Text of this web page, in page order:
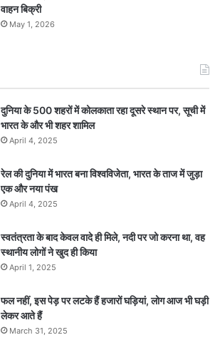
वाहन बिक्री
May 1, 2026
दुनिया के 500 शहरों में कोलकाता रहा दूसरे स्थान पर, सूची में
भारत के और भी शहर शामिल
April 4, 2025
रेल की दुनिया में भारत बना विश्वविजेता, भारत के ताज में जुड़ा
एक और नया पंख
April 4, 2025
स्वतंत्रता के बाद केवल वादे ही मिले, नदी पर जो करना था, वह
स्थानीय लोगों ने खुद ही किया
April 1, 2025
फल नहीं, इस पेड़ पर लटके हैं हजारों घड़ियां, लोग आज भी घड़ी
लेकर आते हैं
March 31, 2025